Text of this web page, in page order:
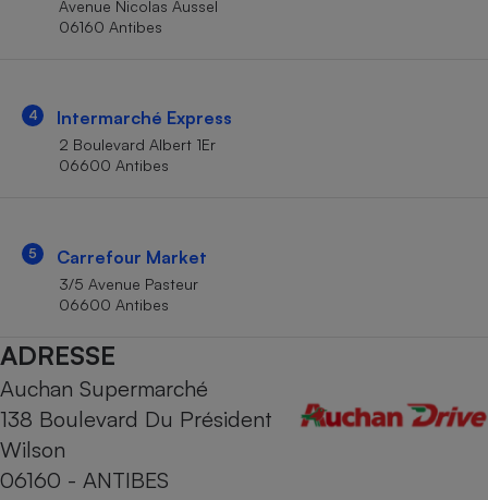
Avenue Nicolas Aussel
06160 Antibes
4 Intermarché Express
2 Boulevard Albert 1Er
06600 Antibes
5 Carrefour Market
3/5 Avenue Pasteur
06600 Antibes
ADRESSE
Auchan Supermarché
138 Boulevard Du Président
Wilson
06160 - ANTIBES